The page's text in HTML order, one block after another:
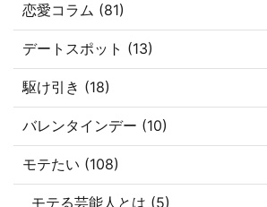
恋愛コラム (81)
デートスポット (13)
駆け引き (18)
バレンタインデー (10)
モテたい (108)
モテる芸能人とは (5)